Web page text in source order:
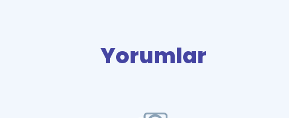
Yorumlar